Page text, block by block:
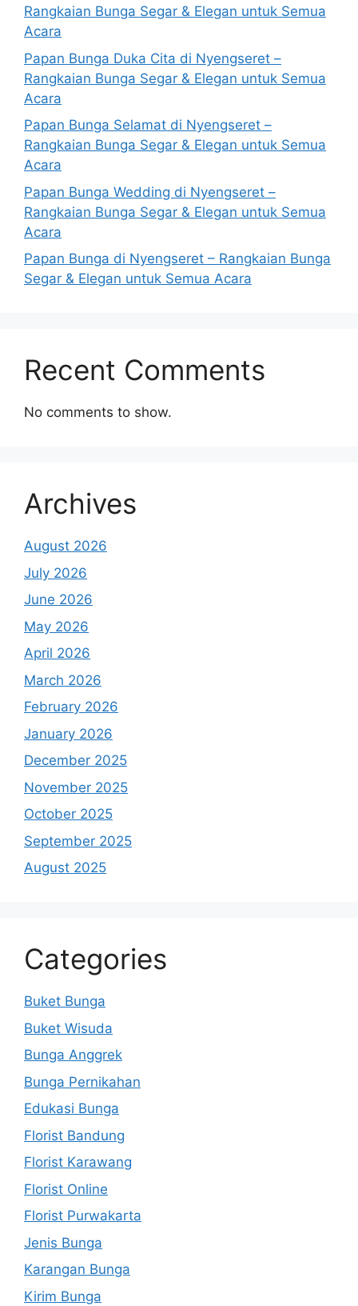
Rangkaian Bunga Segar & Elegan untuk Semua
Acara
Papan Bunga Duka Cita di Nyengseret –
Rangkaian Bunga Segar & Elegan untuk Semua
Acara
Papan Bunga Selamat di Nyengseret –
Rangkaian Bunga Segar & Elegan untuk Semua
Acara
Papan Bunga Wedding di Nyengseret –
Rangkaian Bunga Segar & Elegan untuk Semua
Acara
Papan Bunga di Nyengseret – Rangkaian Bunga
Segar & Elegan untuk Semua Acara
Recent Comments
No comments to show.
Archives
August 2026
July 2026
June 2026
May 2026
April 2026
March 2026
February 2026
January 2026
December 2025
November 2025
October 2025
September 2025
August 2025
Categories
Buket Bunga
Buket Wisuda
Bunga Anggrek
Bunga Pernikahan
Edukasi Bunga
Florist Bandung
Florist Karawang
Florist Online
Florist Purwakarta
Jenis Bunga
Karangan Bunga
Kirim Bunga